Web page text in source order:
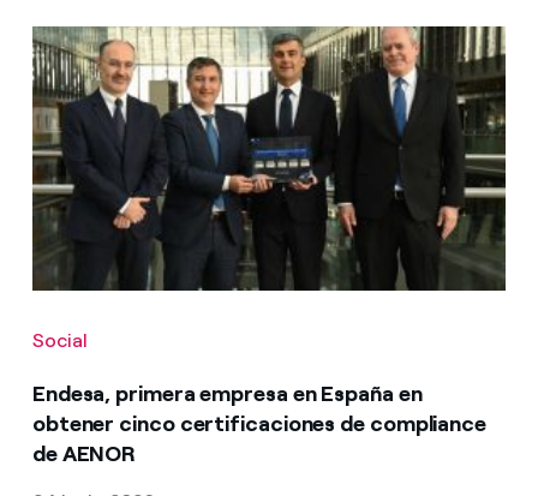
Social
Endesa, primera empresa en España en
obtener cinco certificaciones de compliance
de AENOR